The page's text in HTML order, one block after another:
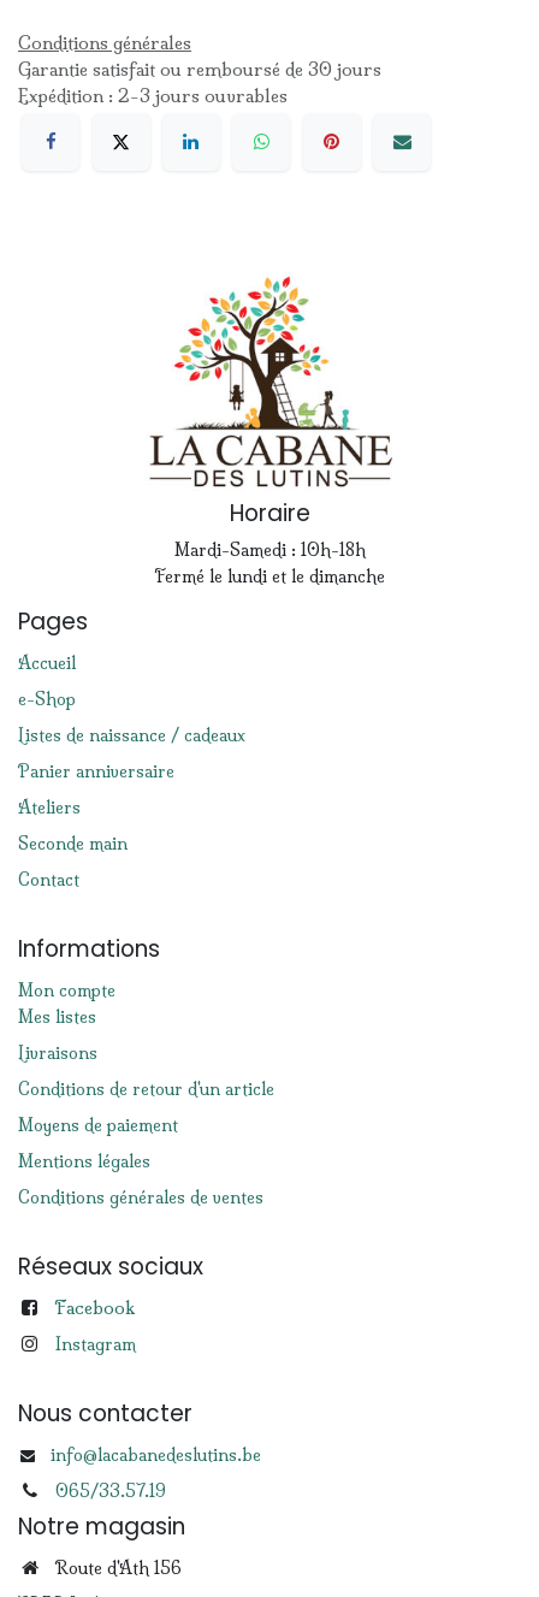
Conditions générales
Garantie satisfait ou remboursé de 30 jours
Expédition : 2-3 jours ouvrables
Horaire
Mardi-Samedi : 10h-18h
Fermé le lundi et le dimanche
Pages
Accueil
e-Shop
Listes de naissance / cadeaux
Panier anniversaire
Ateliers
Seconde main
Contact
Informations
Mon compte
Mes listes
Livraisons
Conditions de retour d'un article
Moyens de paiement
Mentions légales
Conditions générales de ventes
Réseaux sociaux
Facebook
Instagram
Nous contacter
info@lacabanedeslutins.be
065/33.57.19
Notre magasin
Route d'Ath 156